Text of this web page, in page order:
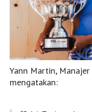
Email dan Editor Surftotal
Toko Surfing
Sekolah Surfing
Akomodasi
Produsen Surf board
Yann Martin, Manajer
mengatakan: